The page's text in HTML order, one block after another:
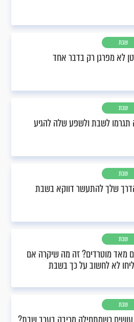
שבת
לא מפרגן רק בדבר אחד
שבת
תגרמו לשבת ולשפע שלה להגיע
שבת
שלך להתעשר דווקא בשבת
שבת
מאד מוטרדים? זה מה שיקרה אם
לא לחשוב על כך בשבת
שבת